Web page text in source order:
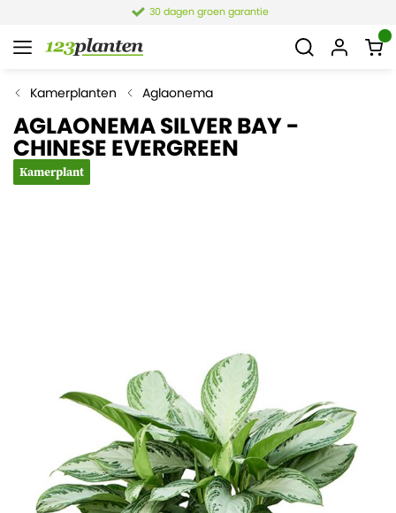
30 dagen groen garantie
Kamerplanten Aglaonema
AGLAONEMA SILVER BAY -
CHINESE EVERGREEN
Kamerplant